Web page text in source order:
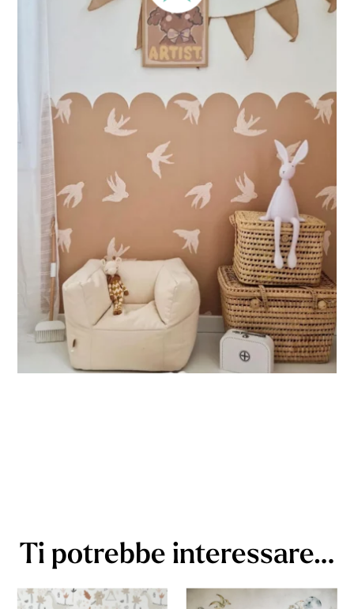
Perfetto per pareti con boiserie o rivestimenti nella parte
inferiore oppure per pareti molto lunghe. Questo formato
concentra il design nella parte superiore della parete.
Progettato per pareti molto grandi, permette di ottenere un
effetto ampio e immersivo.
🔹 Verticale
Ideale per spazi in cui l’altezza è maggiore della larghezza
(scale, pareti strette e alte, ecc.).
Ti potrebbe interessare…